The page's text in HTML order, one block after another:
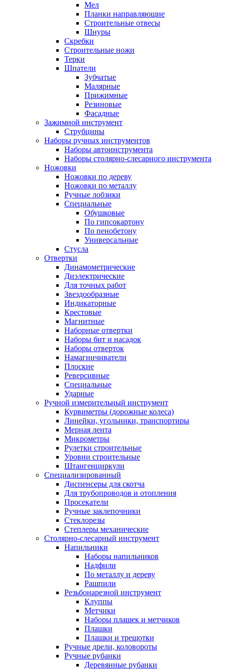
Мел
Планки направляющие
Строительные отвесы
Шнуры
Скребки
Строительные ножи
Терки
Шпатели
Зубчатые
Малярные
Прижимные
Резиновые
Фасадные
Зажимной инструмент
Струбцины
Наборы ручных инструментов
Наборы автоинструмента
Наборы столярно-слесарного инструмента
Ножовки
Ножовки по дереву
Ножовки по металлу
Ручные лобзики
Специальные
Обушковые
По гипсокартону
По пенобетону
Универсальные
Стусла
Отвертки
Динамометрические
Диэлектрические
Для точных работ
Звездообразные
Индикаторные
Крестовые
Магнитные
Наборные отвертки
Наборы бит и насадок
Наборы отверток
Намагничиватели
Плоские
Реверсивные
Специальные
Ударные
Ручной измерительный инструмент
Курвиметры (дорожные колеса)
Линейки, угольники, транспортиры
Мерная лента
Микрометры
Рулетки строительные
Уровни строительные
Штангенциркули
Специализированный
Диспенсеры для скотча
Для трубопроводов и отопления
Просекатели
Ручные заклепочники
Стеклорезы
Степлеры механические
Столярно-слесарный инструмент
Напильники
Наборы напильников
Надфили
По металлу и дереву
Рашпили
Резьбонарезной инструмент
Клуппы
Метчики
Наборы плашек и метчиков
Плашки
Плашки и трещотки
Ручные дрели, коловороты
Ручные рубанки
Деревянные рубанки